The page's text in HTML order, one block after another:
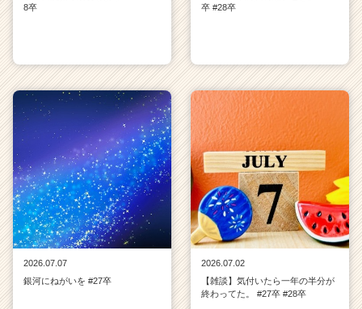
8卒
卒 #28卒
2026.07.07
銀河にねがいを #27卒
2026.07.02
【雑談】気付いたら一年の半分が
終わってた。 #27卒 #28卒